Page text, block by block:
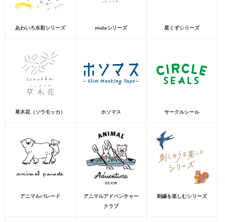
あわいろ水彩シリーズ mulaシリーズ 星くずシリーズ
草木花（ソウモッカ） ホソマス サークルシール
アニマルパレード
アニマルアドベンチャー
クラブ
刺繍を楽しむシリーズ